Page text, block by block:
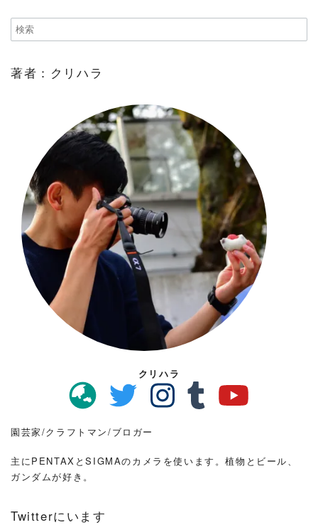
著者：クリハラ
クリハラ
園芸家/クラフトマン/ブロガー
主にPENTAXとSIGMAのカメラを使います。植物とビール、
ガンダムが好き。
Twitterにいます